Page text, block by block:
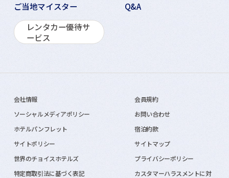
ご当地マイスター
Q&A
レンタカー優待サ
ービス
会社情報
会員規約
ソーシャルメディアポリシー
お問い合わせ
ホテルパンフレット
宿泊約款
サイトポリシー
サイトマップ
世界のチョイスホテルズ
プライバシーポリシー
特定商取引法に基づく表記
カスタマーハラスメントに対